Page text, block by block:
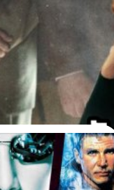
ำกับ และบางเรื่องก็
า และนี่คือหนังฉบับผู้
Famous -…
นือความคาดหมายใน
ะดานหมากรุกจะดู
ไปที่ไม่ได้นิยมเล่น
ห้คอหนังและซีรีส์โดย
กรุก หวนนึกถึงหนัง
ยได้ดูกันไป ที่จะว่า
ถ้าเป็นหนังที่มีตัวละคร
ยวกับหมากรุกด้วย
ทที่ว่านั้นและหนังมีฉาก
นหรือกลับไปหยิบมาดู
นังไซไฟ” ใน